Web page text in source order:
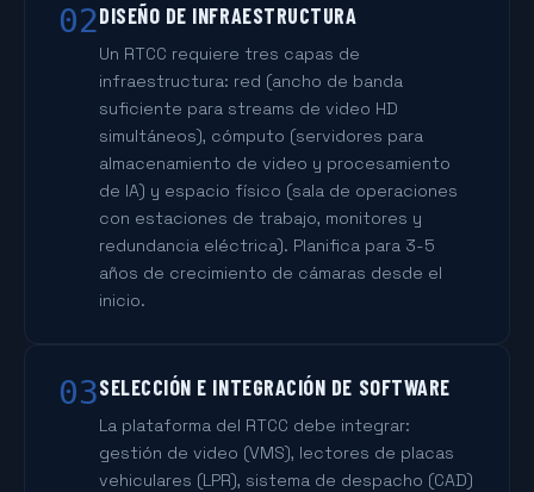
02DISEÑO DE INFRAESTRUCTURA
Un RTCC requiere tres capas de
infraestructura: red (ancho de banda
suficiente para streams de video HD
simultáneos), cómputo (servidores para
almacenamiento de video y procesamiento
de IA) y espacio físico (sala de operaciones
con estaciones de trabajo, monitores y
redundancia eléctrica). Planifica para 3-5
años de crecimiento de cámaras desde el
inicio.
03SELECCIÓN E INTEGRACIÓN DE SOFTWARE
La plataforma del RTCC debe integrar:
gestión de video (VMS), lectores de placas
vehiculares (LPR), sistema de despacho (CAD)